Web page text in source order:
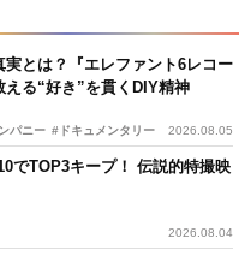
とは？『エレファント6レコー
る“好き”を貫くDIY精神
パニー #ドキュメンタリー 2026.08.05
でTOP3キープ！ 伝説的特撮映
2026.08.04